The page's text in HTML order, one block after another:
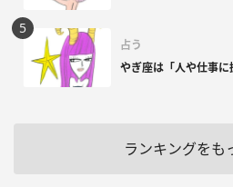
占う
やぎ座は「人や仕事に
ランキングをも